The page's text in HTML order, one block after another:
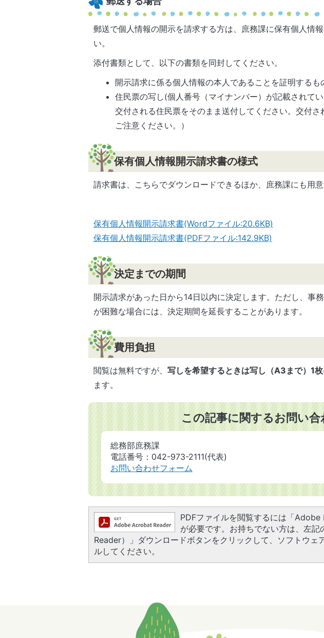
郵送で個人情報の開示を請求する方は、庶務課に保有個人情
い。
添付書類として、以下の書類を同封してください。
開示請求に係る個人情報の本人であることを証明する
住民票の写し(個人番号（マイナンバー）が記載されて
交付される住民票をそのまま送付してください。交付さ
ご注意ください。）
保有個人情報開示請求書の様式
請求書は、こちらでダウンロードできるほか、庶務課にも用意
保有個人情報開示請求書(Wordファイル:20.6KB)
保有個人情報開示請求書(PDFファイル:142.9KB)
決定までの期間
開示請求があった日から14日以内に決定します。ただし、事
が困難な場合には、決定期間を延長することがあります。
費用負担
閲覧は無料ですが、 写しを希望するときは写し（A3まで）1
ます。
この記事に関するお問い合
総務部庶務課
電話番号：042-973-2111(代表)
お問い合わせフォーム
PDFファイルを閲覧するには「
が必要です。お持ちでない方は、左
Reader）」ダウンロードボタンをクリックして、ソフトウェ
ルしてください。